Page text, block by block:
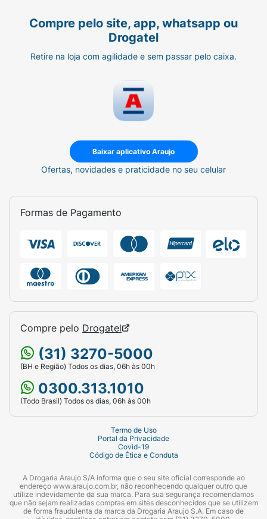
Compre pelo site, app, whatsapp ou
Drogatel
Retire na loja com agilidade e sem passar pelo caixa.
Baixar aplicativo Araujo
Ofertas, novidades e praticidade no seu celular
Formas de Pagamento
Compre pelo Drogatel
(31) 3270-5000
(BH e Região) Todos os dias, 06h às 00h
0300.313.1010
(Todo Brasil) Todos os dias, 06h às 00h
Termo de Uso
Portal da Privacidade
Covid-19
Código de Ética e Conduta
A Drogaria Araujo S/A informa que o seu site oficial corresponde ao
endereço www.araujo.com.br, não reconhecendo qualquer outro que
utilize indevidamente da sua marca. Para sua segurança recomendamos
que não sejam realizadas compras em sites desconhecidos que se utilizem
de forma fraudulenta da marca da Drogaria Araujo S.A. Em caso de